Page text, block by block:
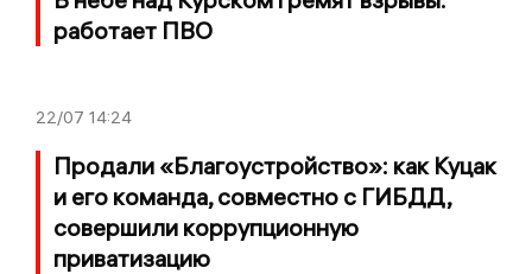
работает ПВО
22/07 14:24
Продали «Благоустройство»: как Куцак
и его команда, совместно с ГИБДД,
совершили коррупционную
приватизацию